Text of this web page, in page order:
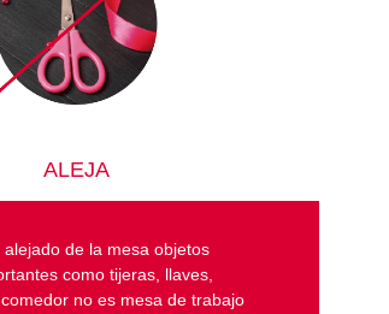
ALEJA
alejado de la mesa objetos
como tijeras, llaves,
no es mesa de trabajo